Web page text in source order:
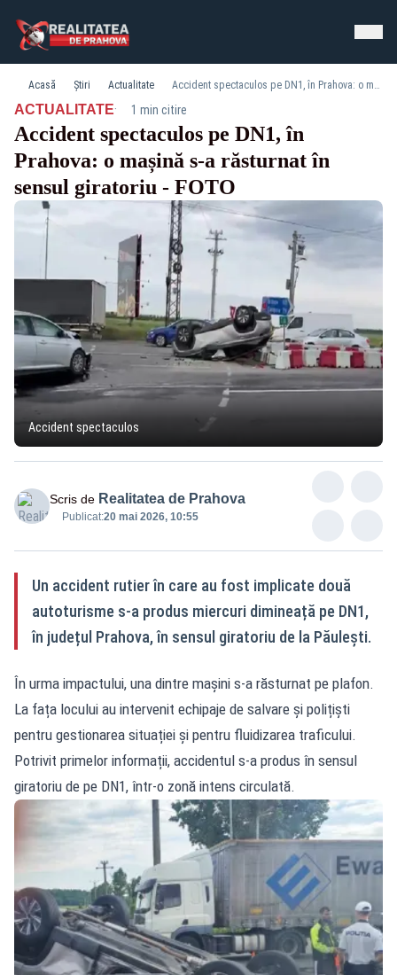
Acasă Știri Actualitate Accident spectaculos pe DN1, în Prahova: o mașină s-a răsturnat în sensul giratoriu - FOTO
ACTUALITATE· 1 min citire
Accident spectaculos pe DN1, în
Prahova: o mașină s-a răsturnat în
sensul giratoriu - FOTO
Accident spectaculos
Scris de Realitatea de Prahova
Publicat:20 mai 2026, 10:55
Un accident rutier în care au fost implicate două
autoturisme s-a produs miercuri dimineață pe DN1,
în județul Prahova, în sensul giratoriu de la Păulești.
În urma impactului, una dintre mașini s-a răsturnat pe plafon.
La fața locului au intervenit echipaje de salvare și polițiști
pentru gestionarea situației și pentru fluidizarea traficului.
Potrivit primelor informații, accidentul s-a produs în sensul
giratoriu de pe DN1, într-o zonă intens circulată.